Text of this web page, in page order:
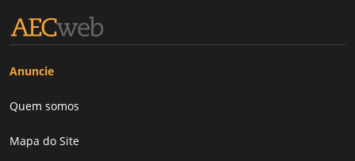
Anuncie
Quem somos
Mapa do Site